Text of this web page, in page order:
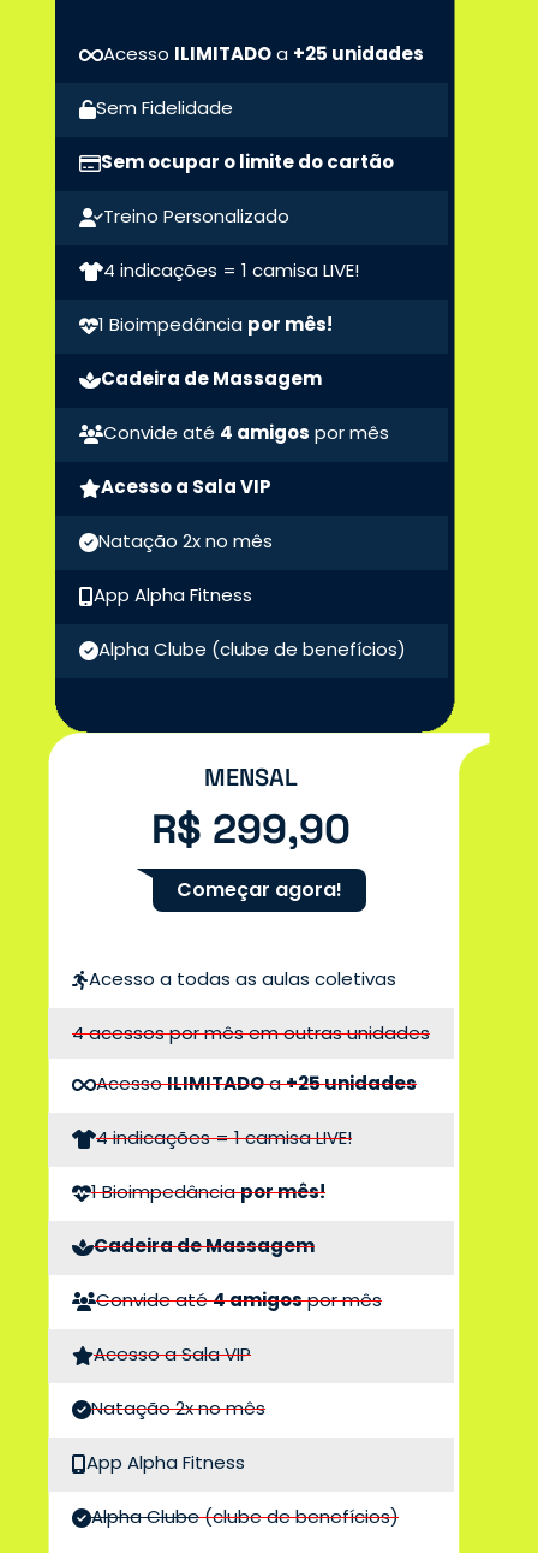
Acesso ILIMITADOa +25 unidades
Sem Fidelidade
Sem ocupar o limite do cartão
Treino Personalizado
4 indicações = 1 camisa LIVE!
1 Bioimpedância por mês!
Cadeira de Massagem
Convide até 4 amigos por mês
Acesso a Sala VIP
Natação 2x no mês
App Alpha Fitness
Alpha Clube (clube de benefícios)
MENSAL
R$ 299,90
Começar agora!
Acesso a todas as aulas coletivas
4 acessos por mês em outras unidades
AcessoILIMITADOa+25 unidades
4 indicações = 1 camisa LIVE!
1 Bioimpedânciapor mês!
Cadeira de Massagem
Convide até4 amigospor mês
Acesso a Sala VIP
Natação 2x no mês
App Alpha Fitness
Alpha Clube(clube de benefícios)